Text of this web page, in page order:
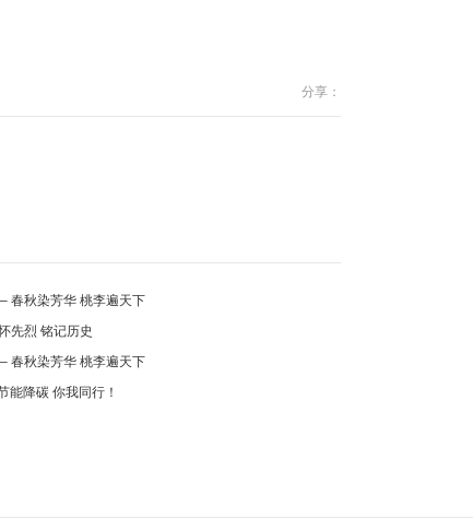
分享：
春秋染芳华 桃李遍天下
先烈 铭记历史
春秋染芳华 桃李遍天下
能降碳 你我同行！